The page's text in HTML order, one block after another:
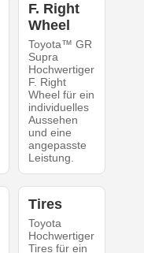
F. Right
Wheel
Toyota™ GR
Supra
Hochwertiger
F. Right
Wheel für ein
individuelles
Aussehen
und eine
angepasste
Leistung.
Tires
Toyota
Hochwertiger
Tires für ein